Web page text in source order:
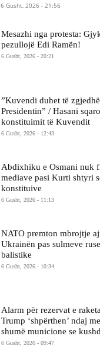
6 Gusht, 2026 - 21:56
Mesazhi nga protesta:
pezullojë Edi Ramën!
6 Gusht, 2026 - 20:21
​”Kuvendi duhet të
Presidentin” / Hasani
konstituimit të Kuvendit
6 Gusht, 2026 - 12:43
Abdixhiku e Osmani nuk
mediave pasi Kurti shtyri
konstituive
6 Gusht, 2026 - 11:13
NATO premton mbrojtje
Ukrainën pas sulmeve
balistike
6 Gusht, 2026 - 10:34
Alarm për rezervat e
Trump ‘shpërthen’ ndaj
shumë municione se
6 Gusht, 2026 - 09:47